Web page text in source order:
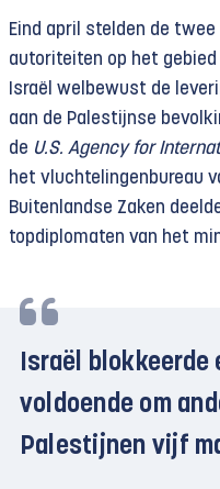
Eind april stelden de
autoriteiten op het
Israël welbewust de
aan de Palestijnse
de U.S. Agency for
het vluchtelingenbureau
Buitenlandse Zaken
topdiplomaten van het
Israël blokkeerde
voldoende om
Palestijnen vijf